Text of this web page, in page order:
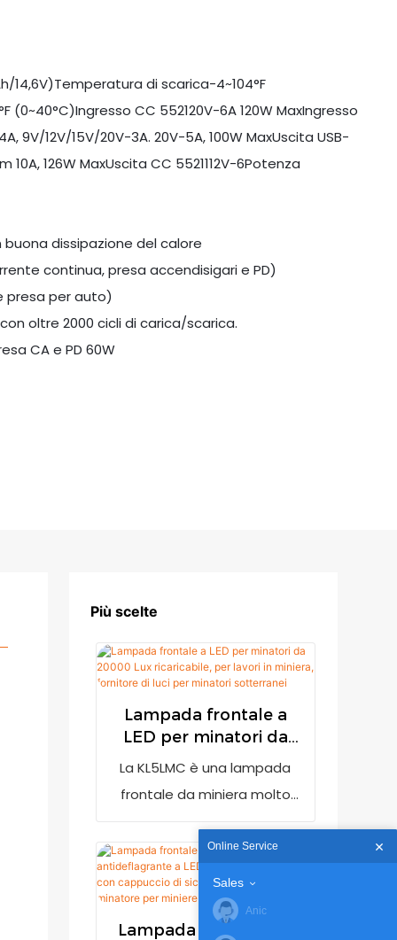
14,6V)Temperatura di scarica-4~104°F
CC 552120V-6A 120W MaxIngresso
9V/12V/15V/20V-3A. 20V-5A, 100W MaxUscita USB-
10A, 126W MaxUscita CC 5521112V-6Potenza
buona dissipazione del calore
continua, presa accendisigari e PD)
presa per auto)
oltre 2000 cicli di carica/scarica.
CA e PD 60W
Più scelte
Lampada frontale a
LED per minatori da
20000 Lux ricaricabile,
per lavori in miniera,
fornitore di luci per
minatori sotterranei
La KL5LMC è una lampada
frontale da miniera molto
luminosa con un'emissione
luminosa di 20000 lux. È
dotata di un indicatore di
batteria scarica per avvisare
l'utente di ricaricarla quando
Lampada frontale da
Online Service
Sales
Anic